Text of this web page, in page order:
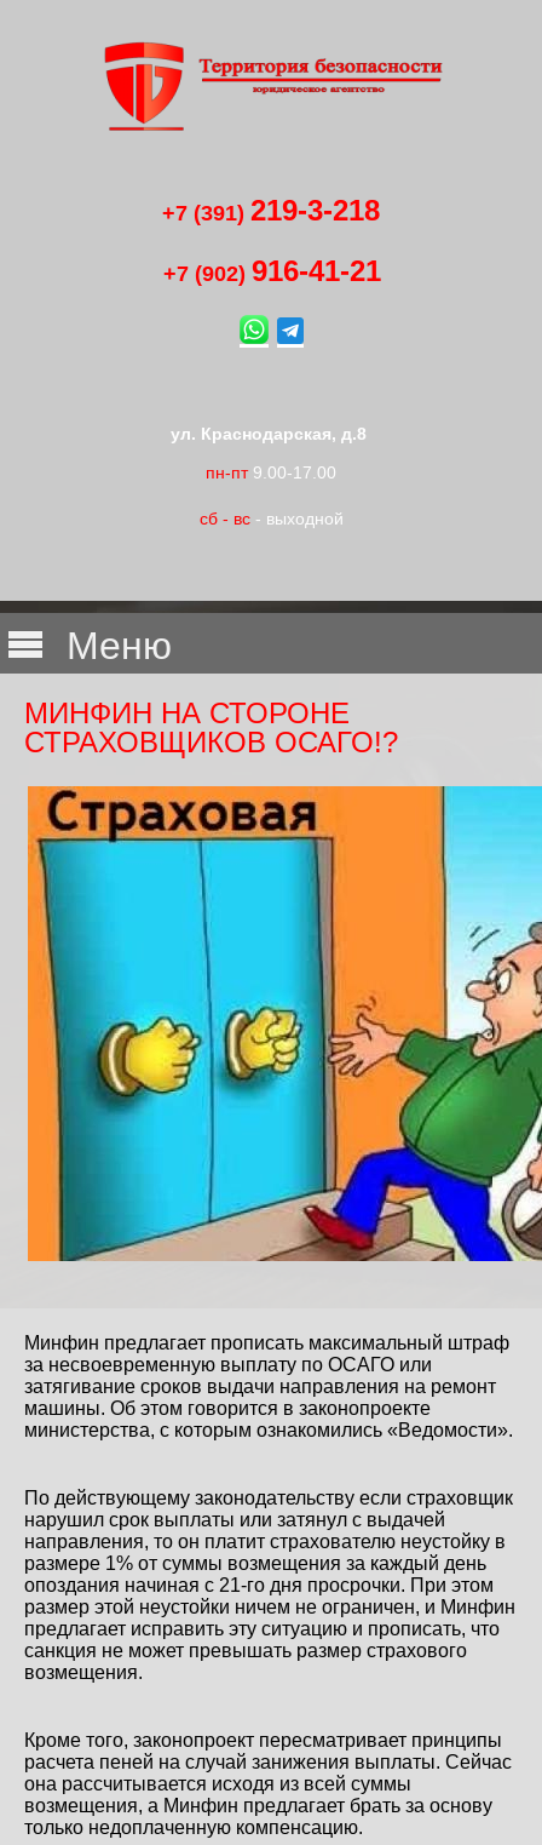
+7 (391) 219-3-218
+7 (902) 916-41-21
ул. Краснодарская, д.8
пн-пт9.00-17.00
сб - вс - выходной
Меню
МИНФИН НА СТОРОНЕ
СТРАХОВЩИКОВ ОСАГО!?
Минфин предлагает прописать максимальный штраф
за несвоевременную выплату по ОСАГО или
затягивание сроков выдачи направления на ремонт
машины. Об этом говорится в законопроекте
министерства, с которым ознакомились «Ведомости».
По действующему законодательству если страховщик
нарушил срок выплаты или затянул с выдачей
направления, то он платит страхователю неустойку в
размере 1% от суммы возмещения за каждый день
опоздания начиная с 21-го дня просрочки. При этом
размер этой неустойки ничем не ограничен, и Минфин
предлагает исправить эту ситуацию и прописать, что
санкция не может превышать размер страхового
возмещения.
Кроме того, законопроект пересматривает принципы
расчета пеней на случай занижения выплаты. Сейчас
она рассчитывается исходя из всей суммы
возмещения, а Минфин предлагает брать за основу
только недоплаченную компенсацию.